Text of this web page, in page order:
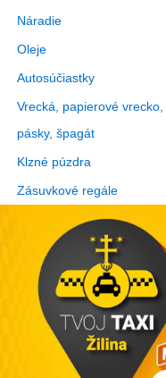
Náradie
Oleje
Autosúčiastky
Vrecká, papierové
pásky, špagát
Klzné púzdra
Zásuvkové regále